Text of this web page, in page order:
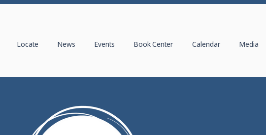
Locate News Events Book Center Calendar Media